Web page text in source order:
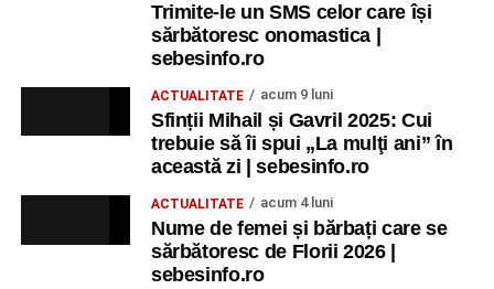
Trimite-le un SMS celor care își
sărbătoresc onomastica |
sebesinfo.ro
ACTUALITATE acum 9 luni
Sfinții Mihail și Gavril 2025: Cui
trebuie să îi spui „La mulţi ani” în
această zi | sebesinfo.ro
ACTUALITATE acum 4 luni
Nume de femei și bărbați care se
sărbătoresc de Florii 2026 |
sebesinfo.ro